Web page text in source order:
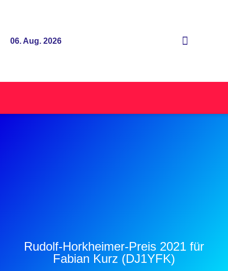
06. Aug. 2026
Rudolf-Horkheimer-Preis 2021 für
Fabian Kurz (DJ1YFK)